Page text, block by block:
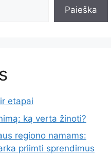
Paieška
etapai
ką verta žinoti?
regiono namams:
priimti sprendimus